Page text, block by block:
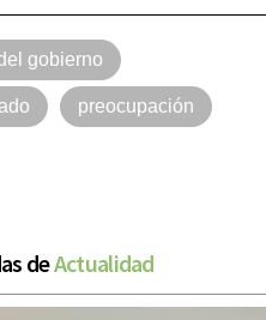
gobierno
preocupación
deActualidad